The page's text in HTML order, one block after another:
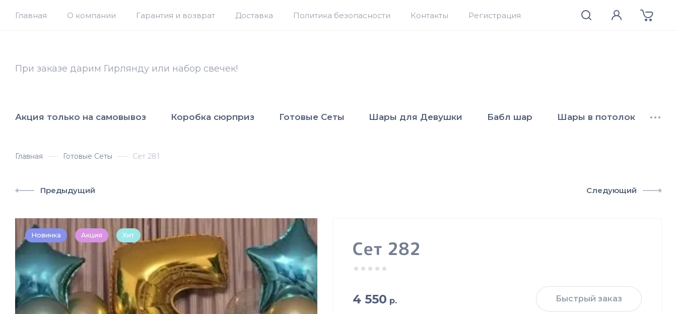
Главная О компании Гарантия и возврат Доставка Политика безопасности Контакты Регистрация
При заказе дарим Гирлянду или набор свечек!
Акция только на самовывоз Коробка сюрприз Готовые Сеты Шары для Девушки Бабл шар Шары в потолок •••
Главная Готовые Сеты Сет 281
Предыдущий Следующий
Новинка Акция Хит
Сет 282
4 550 р. Быстрый заказ